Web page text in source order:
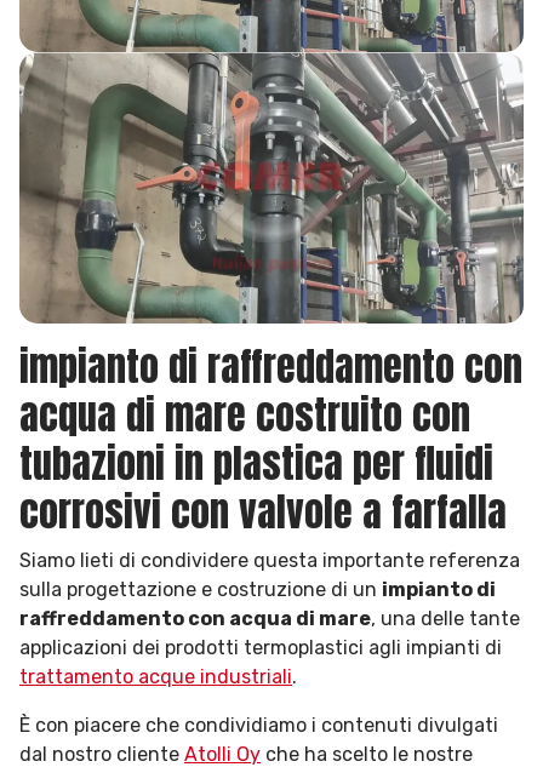
impianto di raffreddamento con
acqua di mare costruito con
tubazioni in plastica per fluidi
corrosivi con valvole a farfalla
Siamo lieti di condividere questa importante referenza
sulla progettazione e costruzione di un impianto di
raffreddamento con acqua di mare, una delle tante
applicazioni dei prodotti termoplastici agli impianti di
trattamento acque industriali.
È con piacere che condividiamo i contenuti divulgati
dal nostro cliente Atolli Oy che ha scelto le nostre